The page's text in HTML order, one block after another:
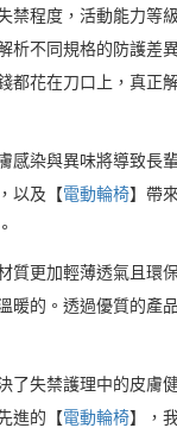
禁程度，活動能力等
析不同規格的防護差
都花在刀口上，真正
感染與異味將導致長
以及【電動輪椅】帶
質更加輕薄透氣且環保
暖的。透過優質的產
了失禁護理中的皮膚
進的【電動輪椅】，